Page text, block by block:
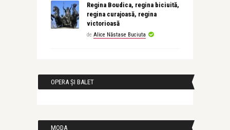
Regina Boudica, regina biciuită,
regina curajoasă, regina
victorioasă
de Alice Năstase Buciuta
OPERA ȘI BALET
MODA